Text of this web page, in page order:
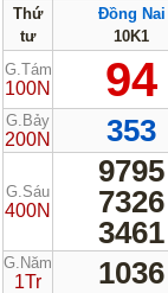
Thứ
tư
Đồng Nai
10K1
G.Tám
100N 94
G.Bảy
200N 353
G.Sáu
400N
9795
7326
3461
G.Năm
1Tr 1036